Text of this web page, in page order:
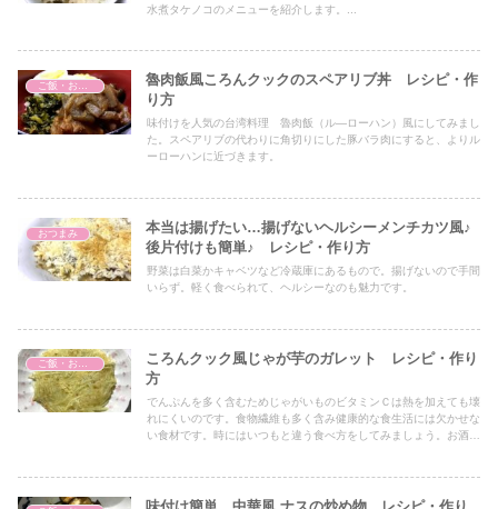
水煮タケノコのメニューを紹介します。...
魯肉飯風ころんクックのスペアリブ丼 レシピ・作
り方
味付けを人気の台湾料理 魯肉飯（ル―ローハン）風にしてみまし
た。スペアリブの代わりに角切りにした豚バラ肉にすると、よりル
ーローハンに近づきます。
おつまみ
本当は揚げたい…揚げないヘルシーメンチカツ風♪
後片付けも簡単♪ レシピ・作り方
野菜は白菜かキャベツなど冷蔵庫にあるもので。揚げないので手間
いらず。軽く食べられて、ヘルシーなのも魅力です。
ご飯・おかず
ころんクック風じゃが芋のガレット レシピ・作り
方
でんぷんを多く含むためじゃがいものビタミンＣは熱を加えても壊
れにくいのです。食物繊維も多く含み健康的な食生活には欠かせな
い食材です。時にはいつもと違う食べ方をしてみましょう。お酒の